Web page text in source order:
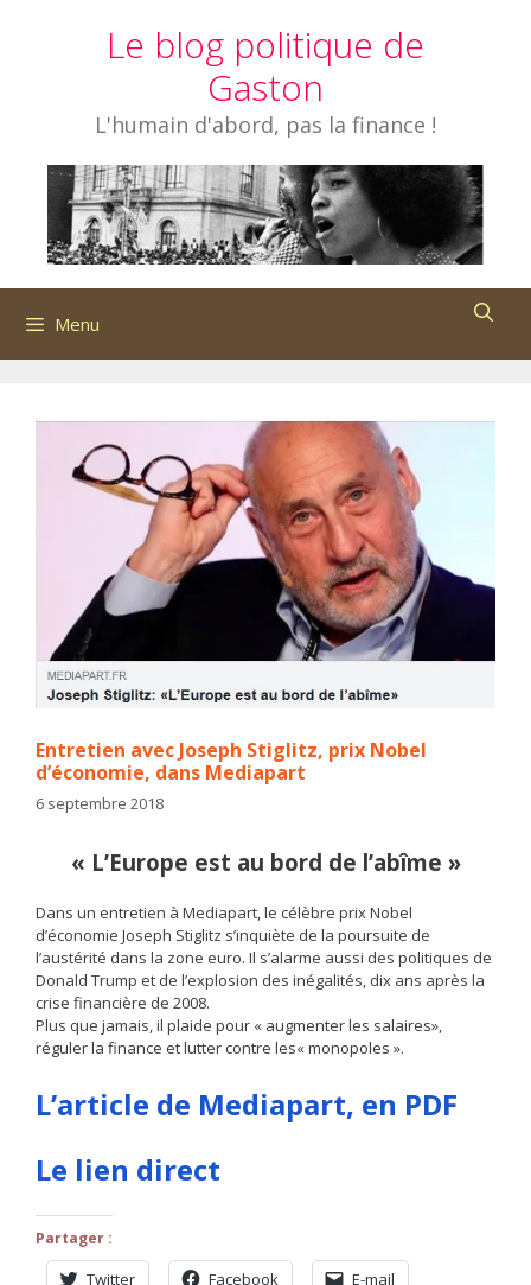
Le blog politique de
Gaston
L'humain d'abord, pas la finance !
Menu
Entretien avec Joseph Stiglitz, prix Nobel
d’économie, dans Mediapart
6 septembre 2018
« L’Europe est au bord de l’abîme »
Dans un entretien à Mediapart, le célèbre prix Nobel
d’économie Joseph Stiglitz s’inquiète de la poursuite de
l’austérité dans la zone euro. Il s’alarme aussi des politiques de
Donald Trump et de l’explosion des inégalités, dix ans après la
crise financière de 2008.
Plus que jamais, il plaide pour « augmenter les salaires»,
réguler la finance et lutter contre les« monopoles ».
L’article de Mediapart, en PDF
Le lien direct
Partager :
Twitter Facebook E-mail